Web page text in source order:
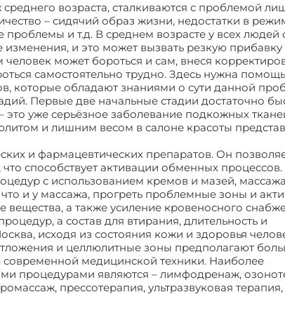
возраста, сталкиваются с проблемой
– сидячий образ жизни, недостатки в
проблемы и т.д. В среднем возрасте у всех
и это может вызвать резкую прибавку
может бороться и сам, внеся
самостоятельно трудно. Здесь нужна помощь
которые обладают знаниями о сути данной
Первые две начальные стадии достаточно
уже серьёзное заболевание подкожных
и лишним весом в салоне красоты
и фармацевтических препаратов. Он
способствует активации обменных процессов.
с использованием кремов и мазей,
и у массажа, прогреть проблемные зоны и
вещества, а также усиление кровеносного
а состав для втирания, длительность и
исходя из состояния кожи и здоровья
и целлюлитные зоны предполагают
современной медицинской техники. Наиболее
процедурами являются – лимфодренаж,
прессотерапия, ультразвуковая терапия,